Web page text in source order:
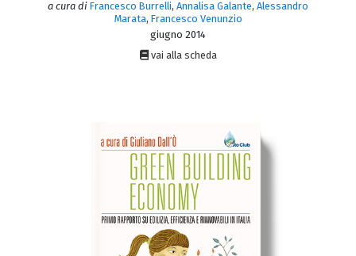
a cura di Francesco Burrelli, Annalisa Galante, Alessandro
Marata, Francesco Venunzio
giugno 2014
vai alla scheda